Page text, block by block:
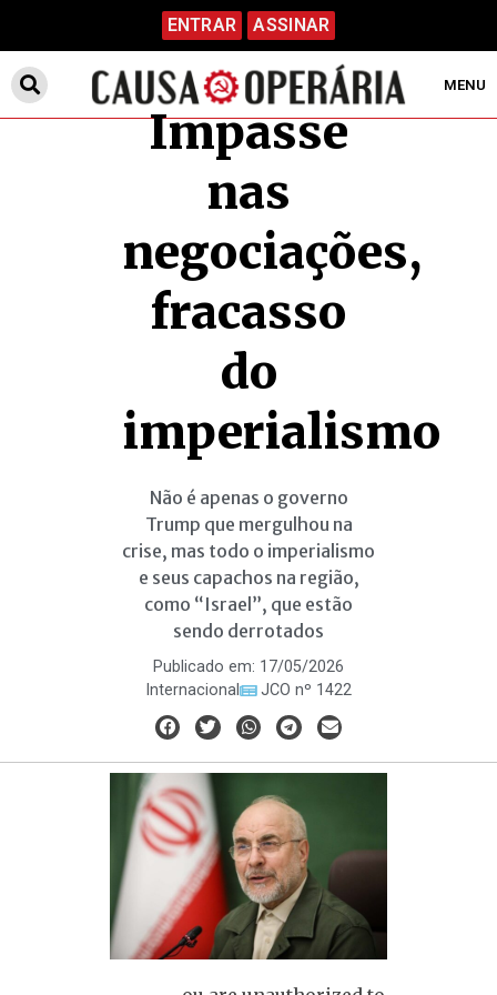
ENTRAR ASSINAR
MENU
Impasse
nas
negociações,
fracasso
do
imperialismo
Não é apenas o governo
Trump que mergulhou na
crise, mas todo o imperialismo
e seus capachos na região,
como “Israel”, que estão
sendo derrotados
Publicado em: 17/05/2026
Internacional
JCO nº 1422